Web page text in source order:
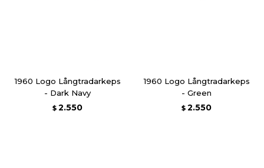
1960 Logo Långtradarkeps
- Dark Navy
$ 2.550
1960 Logo Långtradarkeps
- Green
$ 2.550